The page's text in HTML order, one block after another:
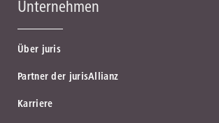
Unternehmen
Über juris
Partner der jurisAllianz
Karriere